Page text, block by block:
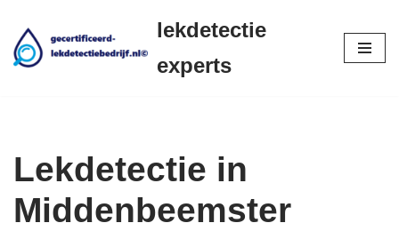
Ga
lekdetectie
experts
Lekdetectie in
Middenbeemster